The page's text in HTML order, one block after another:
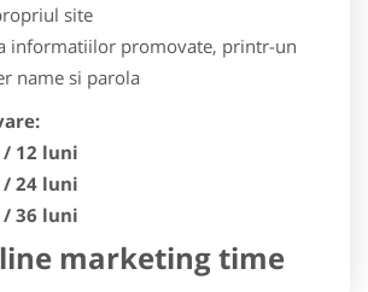
site
informatiilor promovate, printr-un
name si parola
12 luni
24 luni
36 luni
marketing time